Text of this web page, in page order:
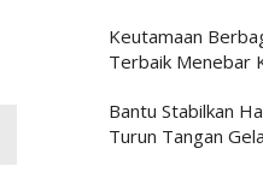
Keutamaan
Terbaik Menebar
Bantu Stabilkan
Turun Tangan